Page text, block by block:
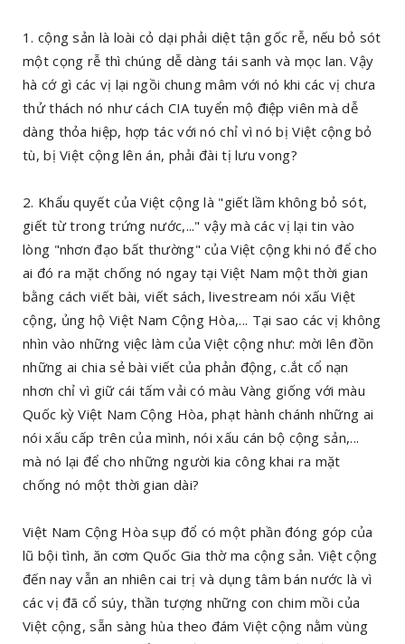
1. cộng sản là loài cỏ dại phải diệt tận gốc rễ, nếu bỏ sót
một cọng rễ thì chúng dễ dàng tái sanh và mọc lan. Vậy
hà cớ gì các vị lại ngồi chung mâm với nó khi các vị chưa
thử thách nó như cách CIA tuyển mộ điệp viên mà dễ
dàng thỏa hiệp, hợp tác với nó chỉ vì nó bị Việt cộng bỏ
tù, bị Việt cộng lên án, phải đài tị lưu vong?
2. Khẩu quyết của Việt cộng là "giết lầm không bỏ sót,
giết từ trong trứng nước,..." vậy mà các vị lại tin vào
lòng "nhơn đạo bất thường" của Việt cộng khi nó để cho
ai đó ra mặt chống nó ngay tại Việt Nam một thời gian
bằng cách viết bài, viết sách, livestream nói xấu Việt
cộng, ủng hộ Việt Nam Cộng Hòa,... Tại sao các vị không
nhìn vào những việc làm của Việt cộng như: mời lên đồn
những ai chia sẻ bài viết của phản động, c.ắt cổ nạn
nhơn chỉ vì giữ cái tấm vải có màu Vàng giống với màu
Quốc kỳ Việt Nam Cộng Hòa, phạt hành chánh những ai
nói xấu cấp trên của mình, nói xấu cán bộ cộng sản,...
mà nó lại để cho những người kia công khai ra mặt
chống nó một thời gian dài?
Việt Nam Cộng Hòa sụp đổ có một phần đóng góp của
lũ bội tình, ăn cơm Quốc Gia thờ ma cộng sản. Việt cộng
đến nay vẫn an nhiên cai trị và dụng tâm bán nước là vì
các vị đã cổ súy, thần tượng những con chim mồi của
Việt cộng, sẵn sàng hùa theo đám Việt cộng nằm vùng